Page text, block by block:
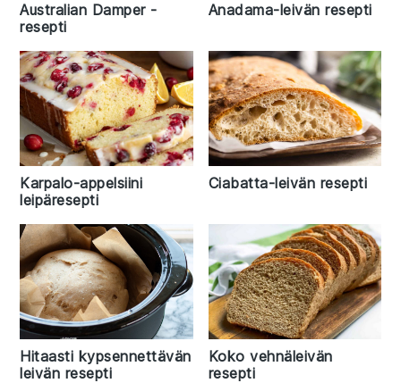
Australian Damper -
resepti
Anadama-leivän resepti
Karpalo-appelsiini
leipäresepti
Ciabatta-leivän resepti
Hitaasti kypsennettävän
leivän resepti
Koko vehnäleivän
resepti